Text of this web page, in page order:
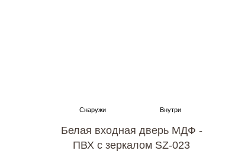
Белая входная дверь МДФ -
ПВХ с зеркалом SZ-023